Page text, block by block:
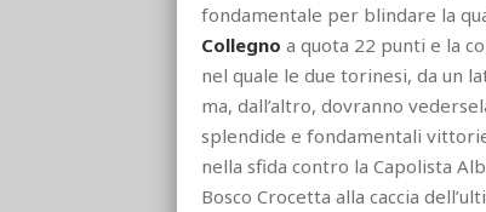
fondamentale per blindare la
Collegno a quota 22 punti e la
nel quale le due torinesi, da un
ma, dall’altro, dovranno
splendide e fondamentali
nella sfida contro la Capolista
Bosco Crocetta alla caccia